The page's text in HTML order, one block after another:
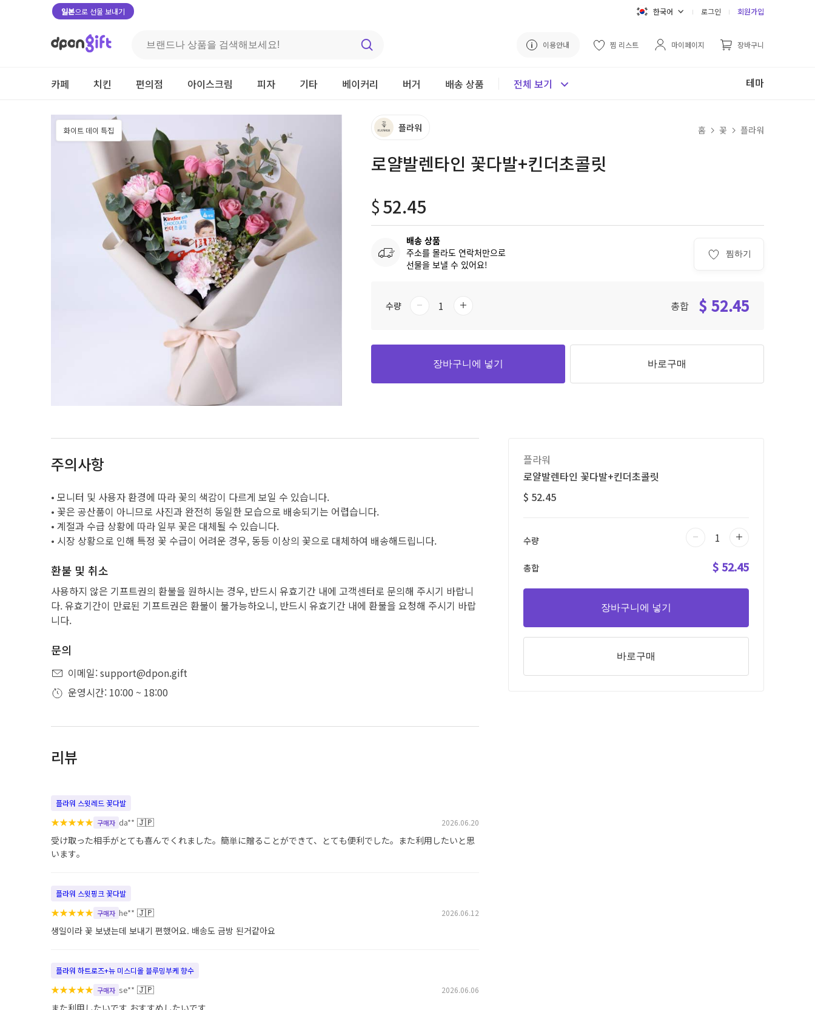
일본으로 선물 보내기 한국어 로그인 회원가입
이용안내 찜 리스트 마이페이지 장바구니
카페 치킨 편의점 아이스크림 피자 기타 베이커리 버거 배송 상품 전체 보기 테마
화이트 데이 특집 플라워 홈 꽃 플라워
로얄발렌타인 꽃다발+킨더초콜릿
$52.45
찜하기
배송 상품
주소를 몰라도 연락처만으로
선물을 보낼 수 있어요!
수량 총합 $ 52.45
장바구니에 넣기 바로구매
주의사항
• 모니터 및 사용자 환경에 따라 꽃의 색감이 다르게 보일 수 있습니다.
• 꽃은 공산품이 아니므로 사진과 완전히 동일한 모습으로 배송되기는 어렵습니다.
• 계절과 수급 상황에 따라 일부 꽃은 대체될 수 있습니다.
• 시장 상황으로 인해 특정 꽃 수급이 어려운 경우, 동등 이상의 꽃으로 대체하여 배송해드립니다.
환불 및 취소
사용하지 않은 기프트권의 환불을 원하시는 경우, 반드시 유효기간 내에 고객센터로 문의해 주시기 바랍니
다. 유효기간이 만료된 기프트권은 환불이 불가능하오니, 반드시 유효기간 내에 환불을 요청해 주시기 바랍
니다.
문의
이메일: support@dpon.gift
운영시간: 10:00 ~ 18:00
리뷰
플라워 스윗레드 꽃다발
★★★★★ 구매자 da** 🇯🇵 2026.06.20
受け取った相手がとても喜んでくれました。簡単に贈ることができて、とても便利でした。また利用したいと思
います。
플라워 스윗핑크 꽃다발
★★★★★ 구매자 he** 🇯🇵 2026.06.12
생일이라 꽃 보냈는데 보내기 편했어요. 배송도 금방 된거같아요
플라워 하트로즈+뉴 미스디올 블루밍부케 향수
★★★★★ 구매자 se** 🇯🇵 2026.06.06
また利用したいです おすすめしたいです
플라워
로얄발렌타인 꽃다발+킨더초콜릿
$ 52.45
수량
총합 $ 52.45
장바구니에 넣기
바로구매